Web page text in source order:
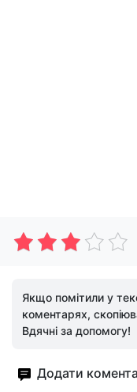
Якщо помітили у
коментарях,
Вдячні за допомогу!
Додати